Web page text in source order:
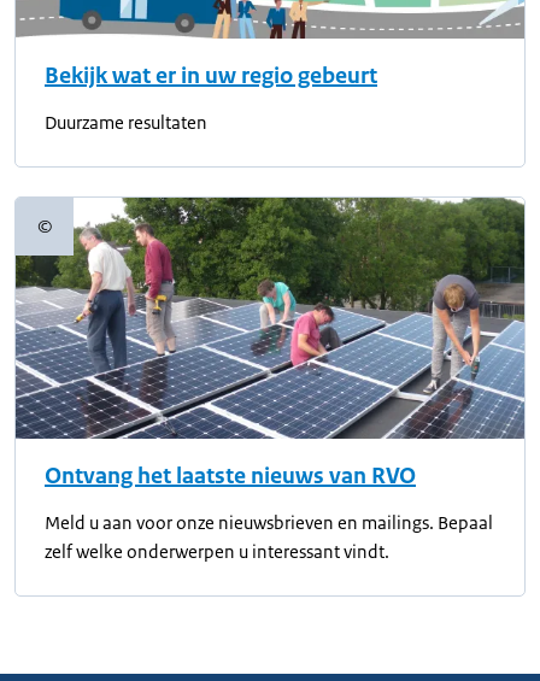
Bekijk wat er in uw regio gebeurt
Duurzame resultaten
©Copyrightinformatie
Ontvang het laatste nieuws van RVO
Meld u aan voor onze nieuwsbrieven en mailings. Bepaal
zelf welke onderwerpen u interessant vindt.